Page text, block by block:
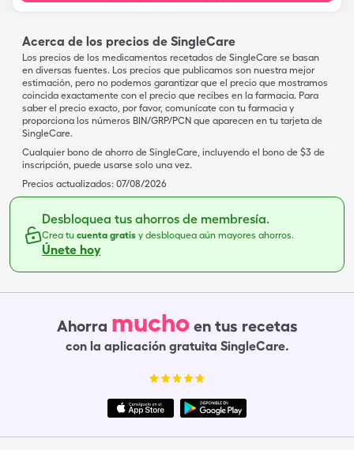
Acerca de los precios de SingleCare
Los precios de los medicamentos recetados de SingleCare se basan
en diversas fuentes. Los precios que publicamos son nuestra mejor
estimación, pero no podemos garantizar que el precio que mostramos
coincida exactamente con el precio que recibes en la farmacia. Para
saber el precio exacto, por favor, comunícate con tu farmacia y
proporciona los números BIN/GRP/PCN que aparecen en tu tarjeta de
SingleCare.
Cualquier bono de ahorro de SingleCare, incluyendo el bono de $3 de
inscripción, puede usarse solo una vez.
Precios actualizados: 07/08/2026
Desbloquea tus ahorros de membresía.
Crea tu cuenta gratis y desbloquea aún mayores ahorros.
Únete hoy
Ahorra mucho en tus recetas
con la aplicación gratuita SingleCare.